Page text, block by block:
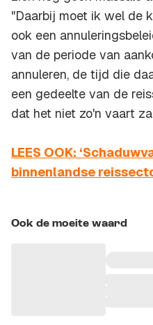
"Daarbij moet ik wel de
ook een
van de periode van
annuleren, de tijd die
een gedeelte van de
dat het niet zo'n vaart
LEES OOK:
binnenlandse
Ook de moeite waard